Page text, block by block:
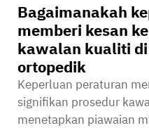
Bagaimanakah
memberi kesan
kawalan kualiti
ortopedik
Keperluan peraturan
signifikan prosedur
menetapkan piawaian